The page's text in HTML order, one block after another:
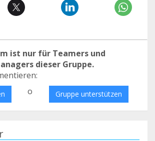
ist nur für Teamers und
dieser Gruppe.
o Gruppe unterstützen